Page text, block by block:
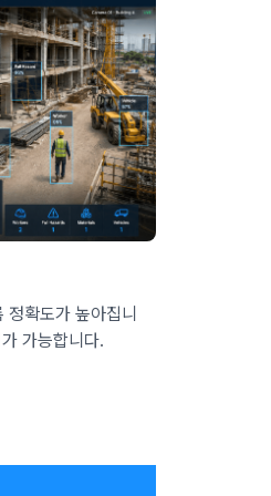
확도가 높아집니
가능합니다.